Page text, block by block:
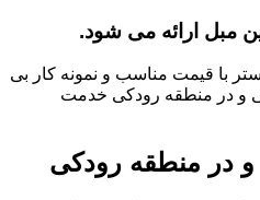
مبل ارائه می شود.
با قیمت مناسب و نمونه کار بی
و در منطقه رودکی خدمت
و در منطقه رودکی